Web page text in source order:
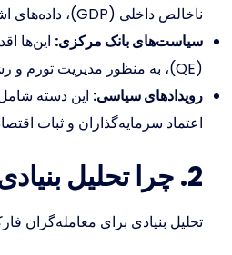
ناخالص داخلی (GDP)، داده‌های اشتغال، نرخ تورم، فروش خرده‌فروشی و تولید صنعتی است.
سیاست‌های بانک مرکزی: این‌ها
(QE)، به منظور مدیریت تورم و رشد اقتصادی.
رویدادهای سیاسی: این دسته
اعتماد سرمایه‌گذاران و ثبات
2. چرا تحلیل بنیادی مهم است؟
تحلیل بنیادی برای معامله‌گران